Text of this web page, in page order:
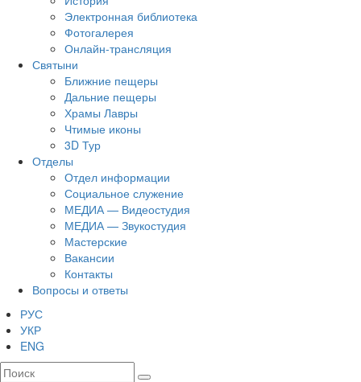
Электронная библиотека
Фотогалерея
Онлайн-трансляция
Святыни
Ближние пещеры
Дальние пещеры
Храмы Лавры
Чтимые иконы
3D Тур
Отделы
Отдел информации
Социальное служение
МЕДИА — Видеостудия
МЕДИА — Звукостудия
Мастерские
Вакансии
Контакты
Вопросы и ответы
РУС
УКР
ENG